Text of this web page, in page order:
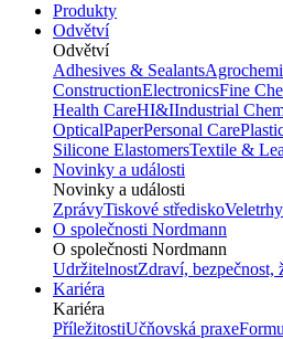
Produkty
Odvětví
Odvětví
Adhesives & Sealants
ConstructionElectronicsFine
Health CareHI&IIndustrial
OpticalPaperPersonal Care
Silicone ElastomersTextile &
Novinky a události
Novinky a události
ZprávyTiskové středisko
O společnosti Nordmann
O společnosti Nordmann
UdržitelnostZdraví, bezpečnost,
Kariéra
Kariéra
PříležitostiUčňovská praxe